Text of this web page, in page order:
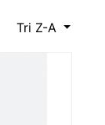
Tri Z-A